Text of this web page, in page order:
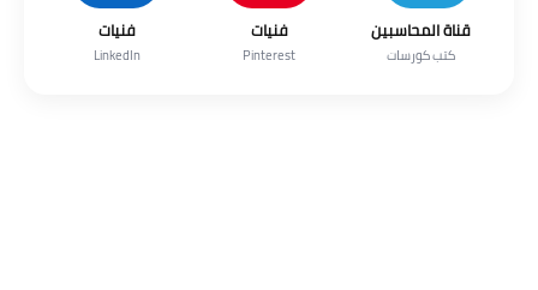
قناة المحاسبين
كتب كورسات
فنيات
Pinterest
فنيات
LinkedIn